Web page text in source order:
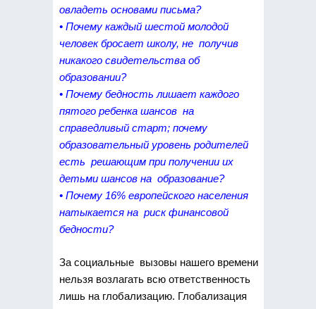
овладеть основами письма?
• Почему каждый шестой молодой
человек бросает школу, не получив
никакого свидетельства об
образовании?
• Почему бедность лишает каждого
пятого ребенка шансов на
справедливый старт; почему
образовательный уровень родителей
есть решающим при получении их
детьми шансов на образование?
• Почему 16% европейского населения
натыкается на риск финансовой
бедности?
За социальные вызовы нашего времени
нельзя возлагать всю ответственность
лишь на глобализацию. Глобализация